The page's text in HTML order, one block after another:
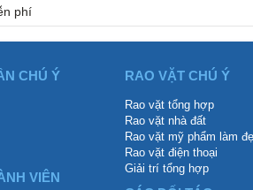
phí
CHÚ Ý
VIÊN
RAO VẶT CHÚ Ý
Rao vặt tổng hợp
Rao vặt nhà đất
Rao vặt mỹ phẩm làm
Rao vặt điện thoại
Giải trí tổng hợp